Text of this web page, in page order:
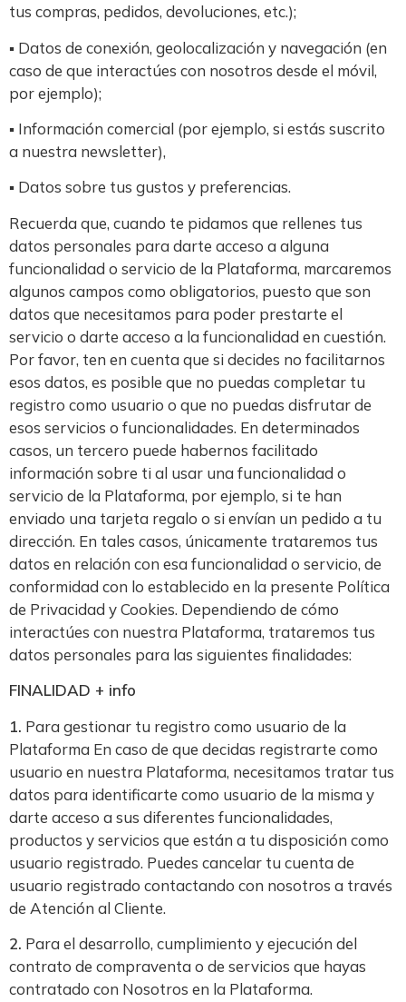
tus compras, pedidos, devoluciones, etc.);
▪ Datos de conexión, geolocalización y navegación (en
caso de que interactúes con nosotros desde el móvil,
por ejemplo);
▪ Información comercial (por ejemplo, si estás suscrito
a nuestra newsletter),
▪ Datos sobre tus gustos y preferencias.
Recuerda que, cuando te pidamos que rellenes tus
datos personales para darte acceso a alguna
funcionalidad o servicio de la Plataforma, marcaremos
algunos campos como obligatorios, puesto que son
datos que necesitamos para poder prestarte el
servicio o darte acceso a la funcionalidad en cuestión.
Por favor, ten en cuenta que si decides no facilitarnos
esos datos, es posible que no puedas completar tu
registro como usuario o que no puedas disfrutar de
esos servicios o funcionalidades. En determinados
casos, un tercero puede habernos facilitado
información sobre ti al usar una funcionalidad o
servicio de la Plataforma, por ejemplo, si te han
enviado una tarjeta regalo o si envían un pedido a tu
dirección. En tales casos, únicamente trataremos tus
datos en relación con esa funcionalidad o servicio, de
conformidad con lo establecido en la presente Política
de Privacidad y Cookies. Dependiendo de cómo
interactúes con nuestra Plataforma, trataremos tus
datos personales para las siguientes finalidades:
FINALIDAD + info
1. Para gestionar tu registro como usuario de la
Plataforma En caso de que decidas registrarte como
usuario en nuestra Plataforma, necesitamos tratar tus
datos para identificarte como usuario de la misma y
darte acceso a sus diferentes funcionalidades,
productos y servicios que están a tu disposición como
usuario registrado. Puedes cancelar tu cuenta de
usuario registrado contactando con nosotros a través
de Atención al Cliente.
2. Para el desarrollo, cumplimiento y ejecución del
contrato de compraventa o de servicios que hayas
contratado con Nosotros en la Plataforma.